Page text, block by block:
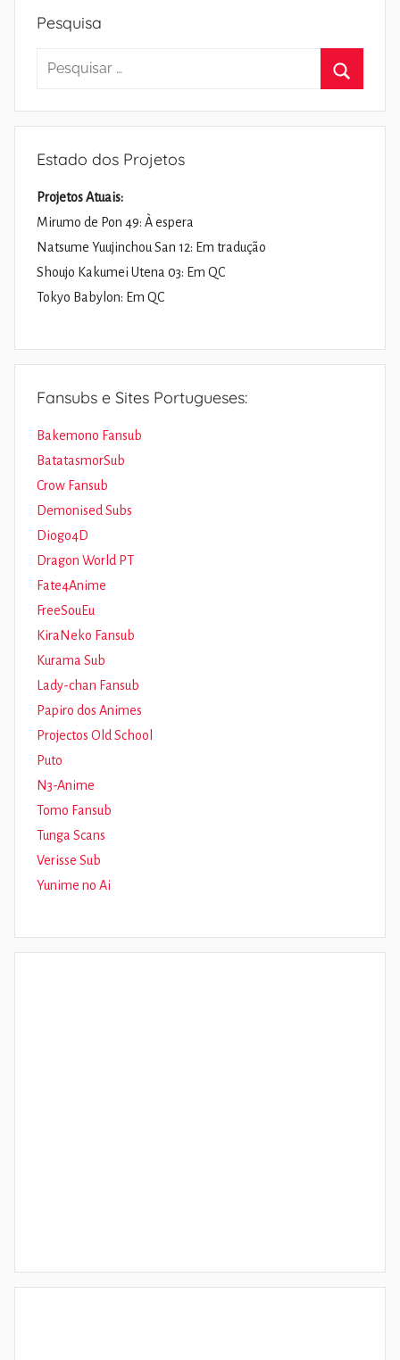
Pesquisa
Pesquisar
Estado dos Projetos
Projetos Atuais:
Mirumo de Pon 49: À espera
Natsume Yuujinchou San 12: Em tradução
Shoujo Kakumei Utena 03: Em QC
Tokyo Babylon: Em QC
Fansubs e Sites Portugueses:
Bakemono Fansub
BatatasmorSub
Crow Fansub
Demonised Subs
Diogo4D
Dragon World PT
Fate4Anime
FreeSouEu
KiraNeko Fansub
Kurama Sub
Lady-chan Fansub
Papiro dos Animes
Projectos Old School
Puto
N3-Anime
Tomo Fansub
Tunga Scans
Verisse Sub
Yunime no Ai